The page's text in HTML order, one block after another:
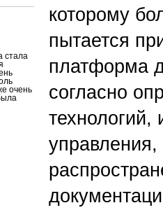
стала
очень
которому
пытается
платформа
согласно